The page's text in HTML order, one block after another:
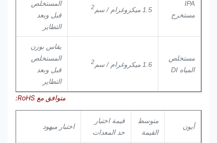
IPA
مستخرج
1.5 ميكروغرام / سم 2
المستخلص
قبل وبعد
التطاير
مستخلص
المياه DI
1.6 ميكروغرام / سم 2
يقاس بوزن
المستخلص
قبل وبعد
التطاير
متوافق مع RoHS:
أيون
متوسط
​​القيمة
قيمة اختبار
حد المعدات
اختبار ميهود